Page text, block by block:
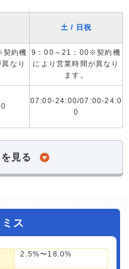
土 / 日祝
約機
なり
9：00～21：00※契約機
により営業時間が異なり
ます。
07:00-24:00/07:00-24:0
0
見る
ス
2.5%〜18.0%